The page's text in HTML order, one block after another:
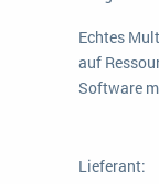
Echtes
auf
Software
Lieferant: